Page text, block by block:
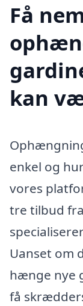
Få
kan
enkel og
vores
tre tilbud
Uanset om
hænge nye
få